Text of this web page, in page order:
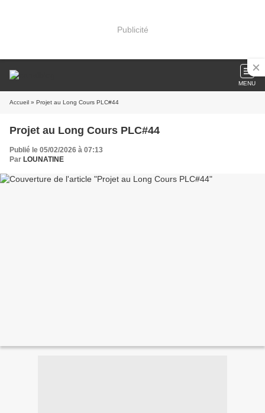
Publicité
MENU
Accueil » Projet au Long Cours PLC#44
Projet au Long Cours PLC#44
Publié le 05/02/2026 à 07:13
Par LOUNATINE